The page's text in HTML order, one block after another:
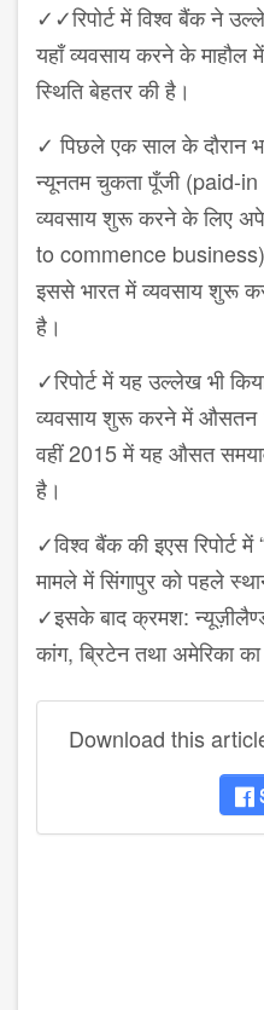
✓✓रिपोर्ट में विश्व बैंक ने
यहाँ व्यवसाय करने के माहौल
स्थिति बेहतर की है।
✓ पिछले एक साल के दौरान
न्यूनतम चुकता पूँजी (paid-
व्यवसाय शुरू करने के लिए
to commence
इससे भारत में व्यवसाय शुरू
है।
✓रिपोर्ट में यह उल्लेख भी
व्यवसाय शुरू करने में औसतन
वहीं2015में यह औसत
है।
✓विश्व बैंक की इएस रिपोर्ट में
मामले में सिंगापुर को पहले
✓इसके बाद क्रमश:
कांग,ब्रिटेन तथा अमेरिका
Download this